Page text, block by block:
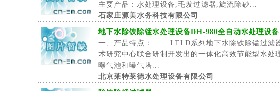
主要产品：水处理设备,毛发过滤器,旋流除砂...
石家庄源美水务科技有限公司
地下水除铁除锰水处理设备DH-980全自动水处理设备
一、产品特点： LTLD系列地下水除铁除锰过滤器
术研究中心联合研制开发出的一体化高效节能型水处
曝气池和曝气塔...
北京莱特莱德水处理设备有限公司